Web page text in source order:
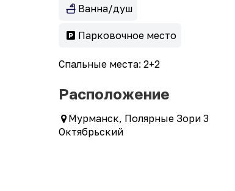
Ванна/душ
Парковочное место
Спальные места: 2+2
Расположение
Мурманск, Полярные Зори 3
Октябрьский